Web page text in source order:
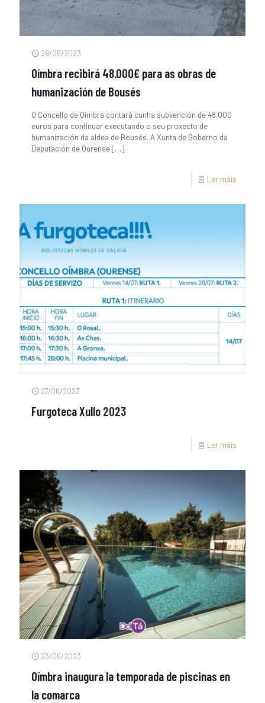
29/06/2023
Oímbra recibirá 48.000€ para as obras de
humanización de Bousés
O Concello de Oímbra contará cunha subvención de 48.000
euros para continuar executando o seu proxecto de
humanización da aldea de Bousés. A Xunta de Goberno da
Deputación de Ourense[…]
Ler máis
27/06/2023
Furgoteca Xullo 2023
Ler máis
23/06/2023
Oímbra inaugura la temporada de piscinas en
la comarca